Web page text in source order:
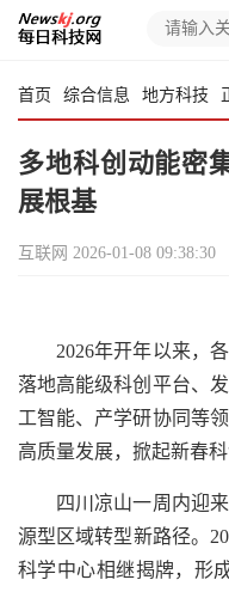
首页 综合信息 地方科技
多地科创动能密
展根基
互联网 2026-01-08 09:38:30
2026年开年以来，各
落地高能级科创平台、
工智能、产学研协同等
高质量发展，掀起新春科
四川凉山一周内迎来
源型区域转型新路径。
科学中心相继揭牌，形